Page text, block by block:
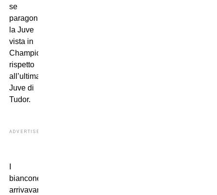
se
paragoniamo
la Juve
vista in
Champions
rispetto
all’ultima
Juve di
Tudor.
ADVERTISEMENT
bianconeri
arrivavano